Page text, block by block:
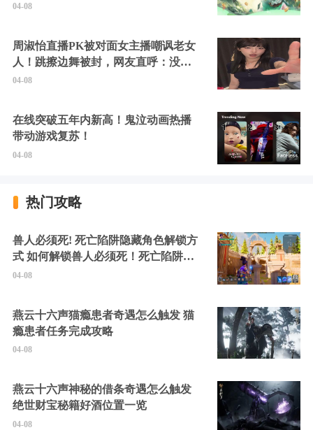
04-08
周淑怡直播PK被对面女主播嘲讽老女
人！跳擦边舞被封，网友直呼：没边
硬擦封的好！
04-08
在线突破五年内新高！鬼泣动画热播
带动游戏复苏！
04-08
热门攻略
兽人必须死! 死亡陷阱隐藏角色解锁方
式 如何解锁兽人必须死！死亡陷阱中
的隐藏角色
04-08
燕云十六声猫瘾患者奇遇怎么触发 猫
瘾患者任务完成攻略
04-08
燕云十六声神秘的借条奇遇怎么触发
绝世财宝秘籍好酒位置一览
04-08